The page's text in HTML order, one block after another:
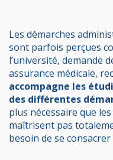
Les démarches
sont parfois perçues
l’université, demande
assurance médicale,
accompagne les
des différentes
plus nécessaire que
maîtrisent pas
besoin de se